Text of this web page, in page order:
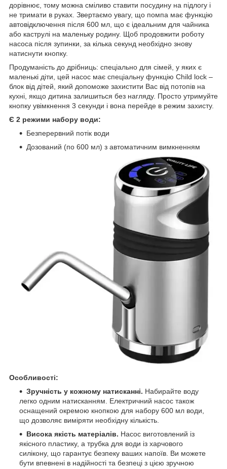
дорівнює, тому можна сміливо ставити посудину на підлогу і
не тримати в руках. Звертаємо увагу, що помпа має функцію
автовідключення після 600 мл, що є ідеальним для чайника
або каструлі на маленьку родину. Щоб продовжити роботу
насоса після зупинки, за кілька секунд необхідно знову
натиснути кнопку.
Продуманість до дрібниць: спеціально для сімей, у яких є
маленькі діти, цей насос має спеціальну функцію Child lock –
блок від дітей, який допоможе захистити Вас від потопів на
кухні, якщо дитина залишиться без нагляду. Просто утримуйте
кнопку увімкнення 3 секунди і вона перейде в режим захисту.
Є 2 режими набору води:
Безперервний потік води
Дозований (по 600 мл) з автоматичним вимкненням
Особливості:
Зручність у кожному натисканні. Набирайте воду
легко одним натисканням. Електричний насос також
оснащений окремою кнопкою для набору 600 мл води,
що дозволяє виміряти необхідну кількість.
Висока якість матеріалів. Насос виготовлений із
якісного пластику, а трубка для води із харчового
силікону, що гарантує безпеку ваших напоїв. Ви можете
бути впевнені в надійності та безпеці з цією зручною